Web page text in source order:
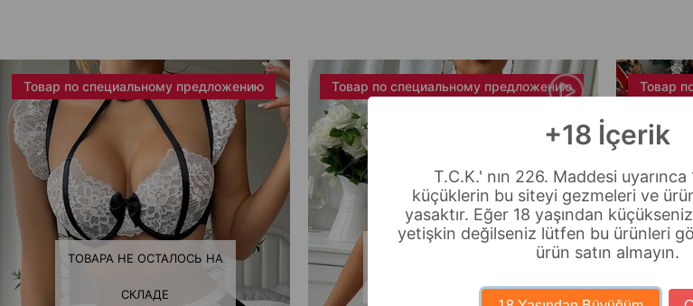
ТОВАРА НЕ ОСТАЛОСЬ НА
СКЛАДЕ
Товар по специальному предложению Товар по специальному предложению Товар
+18 İçerik
T.C.K.' nın 226. Maddesi uyarınca
küçüklerin bu siteyi gezmeleri ve
yasaktır. Eğer 18 yaşından
yetişkin değilseniz lütfen bu ürünleri
ürün satın almayın.